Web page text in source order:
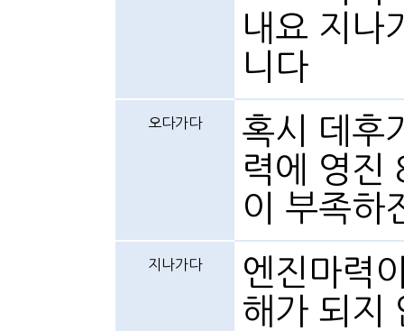
내요 지나
니다
오다가다
혹시 데후
력에 영진
이 부족하
지나가다
엔진마력
해가 되지